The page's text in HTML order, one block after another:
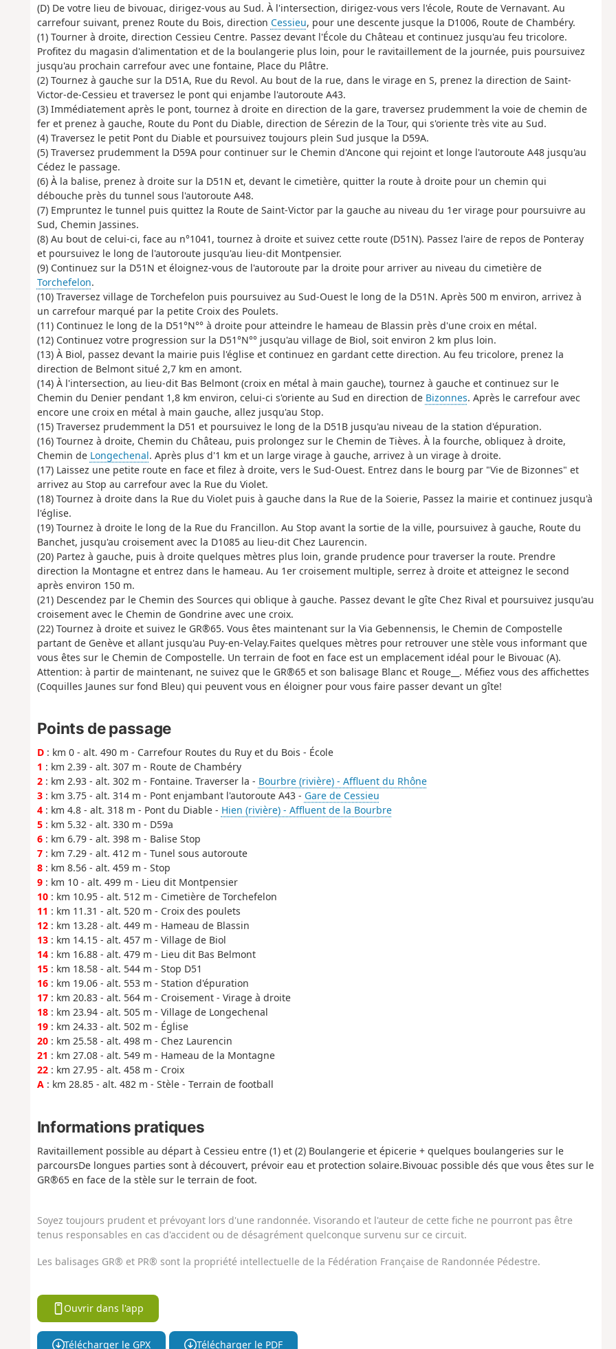
(D) De votre lieu de bivouac, dirigez-vous au Sud. À l'intersection, dirigez-vous vers l'école, Route de Vernavant. Au
carrefour suivant, prenez Route du Bois, direction Cessieu, pour une descente jusque la D1006, Route de Chambéry.
(1) Tourner à droite, direction Cessieu Centre. Passez devant l'École du Château et continuez jusqu'au feu tricolore.
Profitez du magasin d'alimentation et de la boulangerie plus loin, pour le ravitaillement de la journée, puis poursuivez
jusqu'au prochain carrefour avec une fontaine, Place du Plâtre.
(2) Tournez à gauche sur la D51A, Rue du Revol. Au bout de la rue, dans le virage en S, prenez la direction de Saint-
Victor-de-Cessieu et traversez le pont qui enjambe l'autoroute A43.
(3) Immédiatement après le pont, tournez à droite en direction de la gare, traversez prudemment la voie de chemin de
fer et prenez à gauche, Route du Pont du Diable, direction de Sérezin de la Tour, qui s'oriente très vite au Sud.
(4) Traversez le petit Pont du Diable et poursuivez toujours plein Sud jusque la D59A.
(5) Traversez prudemment la D59A pour continuer sur le Chemin d'Ancone qui rejoint et longe l'autoroute A48 jusqu'au
Cédez le passage.
(6) À la balise, prenez à droite sur la D51N et, devant le cimetière, quitter la route à droite pour un chemin qui
débouche près du tunnel sous l'autoroute A48.
(7) Empruntez le tunnel puis quittez la Route de Saint-Victor par la gauche au niveau du 1er virage pour poursuivre au
Sud, Chemin Jassines.
(8) Au bout de celui-ci, face au n°1041, tournez à droite et suivez cette route (D51N). Passez l'aire de repos de Ponteray
et poursuivez le long de l'autoroute jusqu'au lieu-dit Montpensier.
(9) Continuez sur la D51N et éloignez-vous de l'autoroute par la droite pour arriver au niveau du cimetière de
Torchefelon.
(10) Traversez village de Torchefelon puis poursuivez au Sud-Ouest le long de la D51N. Après 500 m environ, arrivez à
un carrefour marqué par la petite Croix des Poulets.
(11) Continuez le long de la D51°N°° à droite pour atteindre le hameau de Blassin près d'une croix en métal.
(12) Continuez votre progression sur la D51°N°° jusqu'au village de Biol, soit environ 2 km plus loin.
(13) À Biol, passez devant la mairie puis l'église et continuez en gardant cette direction. Au feu tricolore, prenez la
direction de Belmont situé 2,7 km en amont.
(14) À l'intersection, au lieu-dit Bas Belmont (croix en métal à main gauche), tournez à gauche et continuez sur le
Chemin du Denier pendant 1,8 km environ, celui-ci s'oriente au Sud en direction de Bizonnes. Après le carrefour avec
encore une croix en métal à main gauche, allez jusqu'au Stop.
(15) Traversez prudemment la D51 et poursuivez le long de la D51B jusqu'au niveau de la station d'épuration.
(16) Tournez à droite, Chemin du Château, puis prolongez sur le Chemin de Tièves. À la fourche, obliquez à droite,
Chemin de Longechenal. Après plus d'1 km et un large virage à gauche, arrivez à un virage à droite.
(17) Laissez une petite route en face et filez à droite, vers le Sud-Ouest. Entrez dans le bourg par "Vie de Bizonnes" et
arrivez au Stop au carrefour avec la Rue du Violet.
(18) Tournez à droite dans la Rue du Violet puis à gauche dans la Rue de la Soierie, Passez la mairie et continuez jusqu'à
l'église.
(19) Tournez à droite le long de la Rue du Francillon. Au Stop avant la sortie de la ville, poursuivez à gauche, Route du
Banchet, jusqu'au croisement avec la D1085 au lieu-dit Chez Laurencin.
(20) Partez à gauche, puis à droite quelques mètres plus loin, grande prudence pour traverser la route. Prendre
direction la Montagne et entrez dans le hameau. Au 1er croisement multiple, serrez à droite et atteignez le second
après environ 150 m.
(21) Descendez par le Chemin des Sources qui oblique à gauche. Passez devant le gîte Chez Rival et poursuivez jusqu'au
croisement avec le Chemin de Gondrine avec une croix.
(22) Tournez à droite et suivez le GR®65. Vous êtes maintenant sur la Via Gebennensis, le Chemin de Compostelle
partant de Genève et allant jusqu'au Puy-en-Velay.Faites quelques mètres pour retrouver une stèle vous informant que
vous êtes sur le Chemin de Compostelle. Un terrain de foot en face est un emplacement idéal pour le Bivouac (A).
Attention: à partir de maintenant, ne suivez que le GR®65 et son balisage Blanc et Rouge__. Méfiez vous des affichettes
(Coquilles Jaunes sur fond Bleu) qui peuvent vous en éloigner pour vous faire passer devant un gîte!
Points de passage
D: km 0 - alt. 490 m - Carrefour Routes du Ruy et du Bois - École
1 : km 2.39 - alt. 307 m - Route de Chambéry
2: km 2.93 - alt. 302 m - Fontaine. Traverser la - Bourbre (rivière) - Affluent du Rhône
3: km 3.75 - alt. 314 m - Pont enjambant l'autoroute A43 - Gare de Cessieu
4: km 4.8 - alt. 318 m - Pont du Diable - Hien (rivière) - Affluent de la Bourbre
5: km 5.32 - alt. 330 m - D59a
6: km 6.79 - alt. 398 m - Balise Stop
7: km 7.29 - alt. 412 m - Tunel sous autoroute
8: km 8.56 - alt. 459 m - Stop
9: km 10 - alt. 499 m - Lieu dit Montpensier
10: km 10.95 - alt. 512 m - Cimetière de Torchefelon
11 : km 11.31 - alt. 520 m - Croix des poulets
12: km 13.28 - alt. 449 m - Hameau de Blassin
13: km 14.15 - alt. 457 m - Village de Biol
14: km 16.88 - alt. 479 m - Lieu dit Bas Belmont
15: km 18.58 - alt. 544 m - Stop D51
16: km 19.06 - alt. 553 m - Station d'épuration
17: km 20.83 - alt. 564 m - Croisement - Virage à droite
18: km 23.94 - alt. 505 m - Village de Longechenal
19: km 24.33 - alt. 502 m - Église
20: km 25.58 - alt. 498 m - Chez Laurencin
21 : km 27.08 - alt. 549 m - Hameau de la Montagne
22: km 27.95 - alt. 458 m - Croix
A: km 28.85 - alt. 482 m - Stèle - Terrain de football
Informations pratiques
Ravitaillement possible au départ à Cessieu entre (1) et (2) Boulangerie et épicerie + quelques boulangeries sur le
parcoursDe longues parties sont à découvert, prévoir eau et protection solaire.Bivouac possible dés que vous êtes sur le
GR®65 en face de la stèle sur le terrain de foot.
Soyez toujours prudent et prévoyant lors d'une randonnée. Visorando et l'auteur de cette fiche ne pourront pas être
tenus responsables en cas d'accident ou de désagrément quelconque survenu sur ce circuit.
Les balisages GR® et PR® sont la propriété intellectuelle de la Fédération Française de Randonnée Pédestre.
Ouvrir dans l'app
Télécharger le GPX Télécharger le PDF